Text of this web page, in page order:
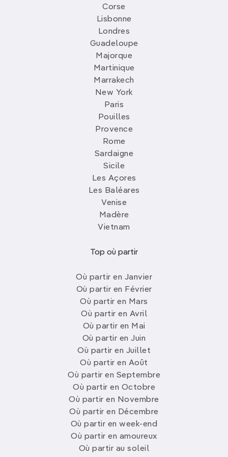
Corse
Lisbonne
Londres
Guadeloupe
Majorque
Martinique
Marrakech
New York
Paris
Pouilles
Provence
Rome
Sardaigne
Sicile
Les Açores
Les Baléares
Venise
Madère
Vietnam
Top où partir
Où partir en Janvier
Où partir en Février
Où partir en Mars
Où partir en Avril
Où partir en Mai
Où partir en Juin
Où partir en Juillet
Où partir en Août
Où partir en Septembre
Où partir en Octobre
Où partir en Novembre
Où partir en Décembre
Où partir en week-end
Où partir en amoureux
Où partir au soleil